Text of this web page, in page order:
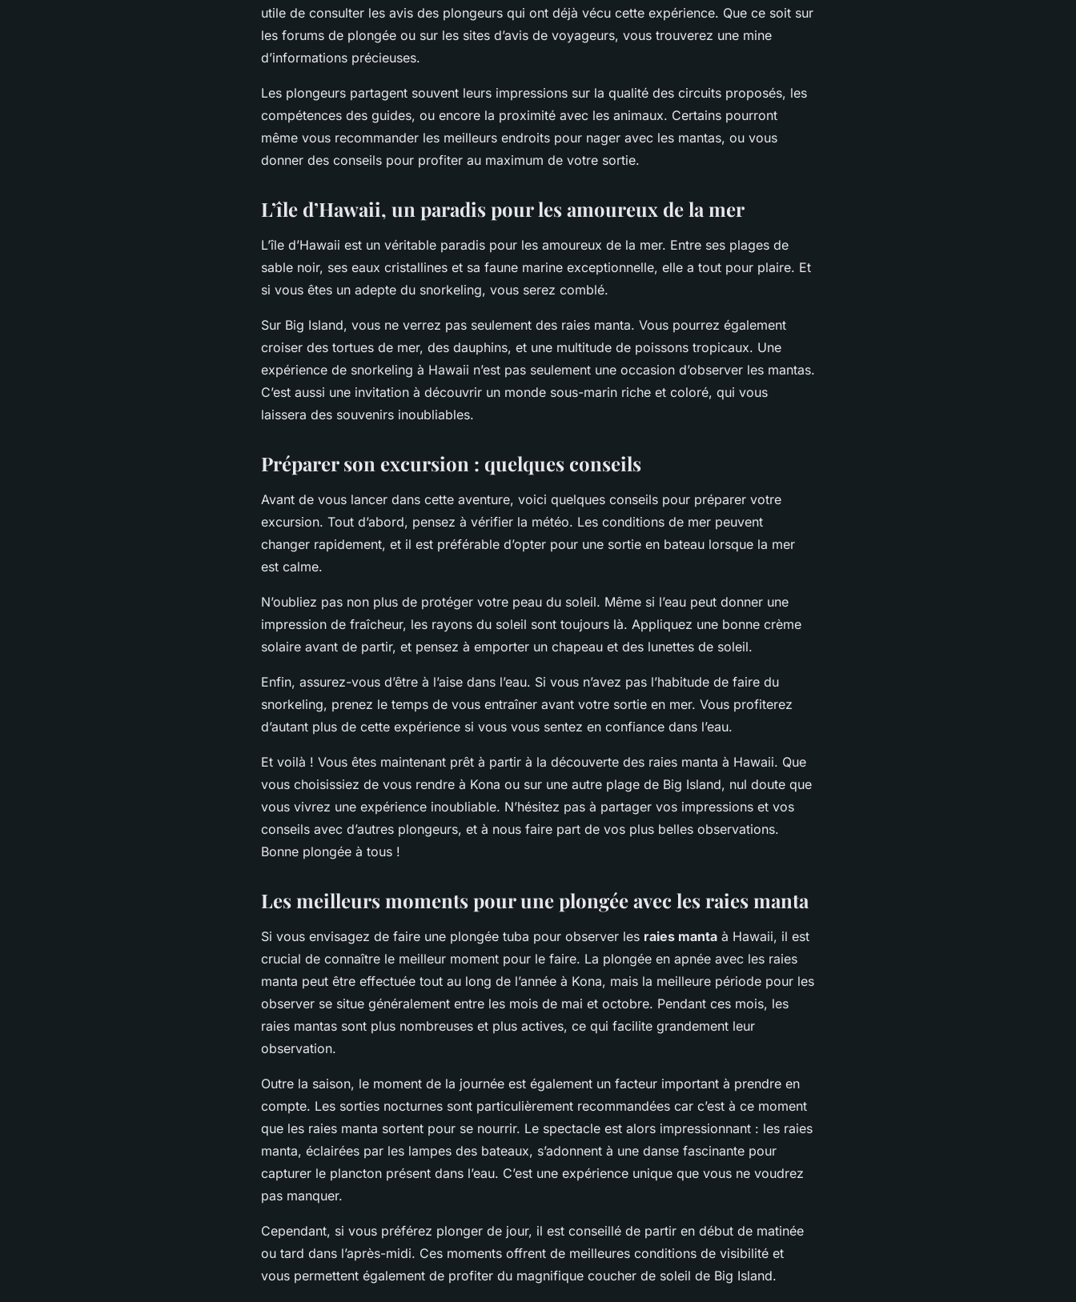
utile de consulter les avis des plongeurs qui ont déjà vécu cette expérience. Que ce soit sur
les forums de plongée ou sur les sites d’avis de voyageurs, vous trouverez une mine
d’informations précieuses.
Les plongeurs partagent souvent leurs impressions sur la qualité des circuits proposés, les
compétences des guides, ou encore la proximité avec les animaux. Certains pourront
même vous recommander les meilleurs endroits pour nager avec les mantas, ou vous
donner des conseils pour profiter au maximum de votre sortie.
L’île d’Hawaii, un paradis pour les amoureux de la mer
L’île d’Hawaii est un véritable paradis pour les amoureux de la mer. Entre ses plages de
sable noir, ses eaux cristallines et sa faune marine exceptionnelle, elle a tout pour plaire. Et
si vous êtes un adepte du snorkeling, vous serez comblé.
Sur Big Island, vous ne verrez pas seulement des raies manta. Vous pourrez également
croiser des tortues de mer, des dauphins, et une multitude de poissons tropicaux. Une
expérience de snorkeling à Hawaii n’est pas seulement une occasion d’observer les mantas.
C’est aussi une invitation à découvrir un monde sous-marin riche et coloré, qui vous
laissera des souvenirs inoubliables.
Préparer son excursion : quelques conseils
Avant de vous lancer dans cette aventure, voici quelques conseils pour préparer votre
excursion. Tout d’abord, pensez à vérifier la météo. Les conditions de mer peuvent
changer rapidement, et il est préférable d’opter pour une sortie en bateau lorsque la mer
est calme.
N’oubliez pas non plus de protéger votre peau du soleil. Même si l’eau peut donner une
impression de fraîcheur, les rayons du soleil sont toujours là. Appliquez une bonne crème
solaire avant de partir, et pensez à emporter un chapeau et des lunettes de soleil.
Enfin, assurez-vous d’être à l’aise dans l’eau. Si vous n’avez pas l’habitude de faire du
snorkeling, prenez le temps de vous entraîner avant votre sortie en mer. Vous profiterez
d’autant plus de cette expérience si vous vous sentez en confiance dans l’eau.
Et voilà ! Vous êtes maintenant prêt à partir à la découverte des raies manta à Hawaii. Que
vous choisissiez de vous rendre à Kona ou sur une autre plage de Big Island, nul doute que
vous vivrez une expérience inoubliable. N’hésitez pas à partager vos impressions et vos
conseils avec d’autres plongeurs, et à nous faire part de vos plus belles observations.
Bonne plongée à tous !
Les meilleurs moments pour une plongée avec les raies manta
Si vous envisagez de faire une plongée tuba pour observer les raies manta à Hawaii, il est
crucial de connaître le meilleur moment pour le faire. La plongée en apnée avec les raies
manta peut être effectuée tout au long de l’année à Kona, mais la meilleure période pour les
observer se situe généralement entre les mois de mai et octobre. Pendant ces mois, les
raies mantas sont plus nombreuses et plus actives, ce qui facilite grandement leur
observation.
Outre la saison, le moment de la journée est également un facteur important à prendre en
compte. Les sorties nocturnes sont particulièrement recommandées car c’est à ce moment
que les raies manta sortent pour se nourrir. Le spectacle est alors impressionnant : les raies
manta, éclairées par les lampes des bateaux, s’adonnent à une danse fascinante pour
capturer le plancton présent dans l’eau. C’est une expérience unique que vous ne voudrez
pas manquer.
Cependant, si vous préférez plonger de jour, il est conseillé de partir en début de matinée
ou tard dans l’après-midi. Ces moments offrent de meilleures conditions de visibilité et
vous permettent également de profiter du magnifique coucher de soleil de Big Island.